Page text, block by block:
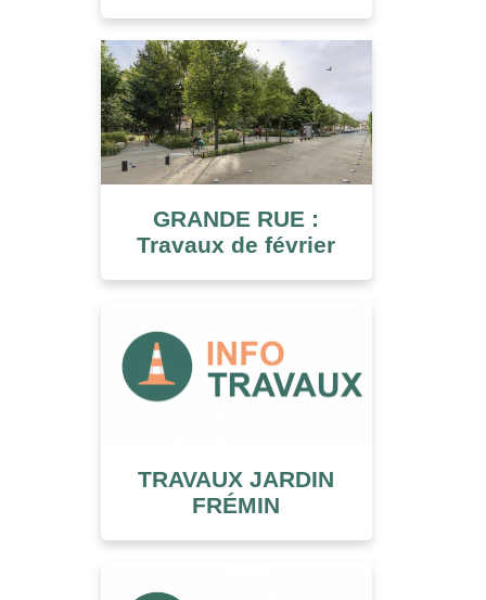
GRANDE RUE :
Travaux de février
TRAVAUX JARDIN
FRÉMIN